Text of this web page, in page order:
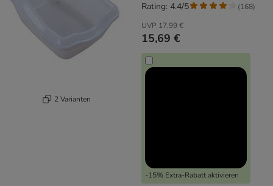
2 Varianten
UVP 17,99 €
15,69 €
-15% Extra-Rabatt aktivieren
Rating: 4.4/5 (168)